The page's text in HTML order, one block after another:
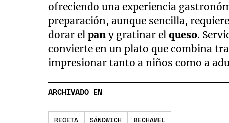
ofreciendo una experiencia
preparación, aunque sencilla,
dorar elpany gratinar elqueso.
convierte en un plato que combina
impresionar tanto a niños como a
ARCHIVADO EN
RECETA SÁNDWICH BECHAMEL